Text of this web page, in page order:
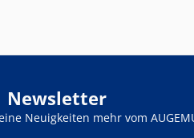
Newsletter
Neuigkeiten mehr vom